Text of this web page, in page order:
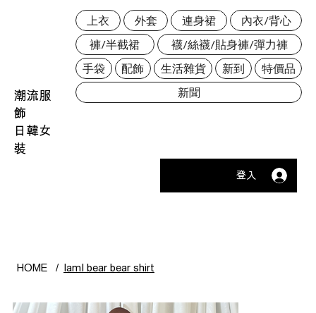
潮流服
飾
日韓女
裝
上衣 外套 連身裙
內衣/背心
褲/半截裙
襪/絲襪/貼身褲/彈力褲
手袋
配飾 生活雜貨 新到
特價品
新聞
登入
HOME / IamI bear bear shirt